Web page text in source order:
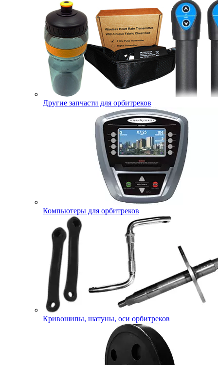
Другие запчасти для орбитреков
Компьютеры для орбитреков
Кривошипы, шатуны, оси орбитреков